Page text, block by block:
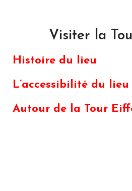
Visiter la
Histoire du lieu
L’accessibilité du lieu
Autour de la Tour